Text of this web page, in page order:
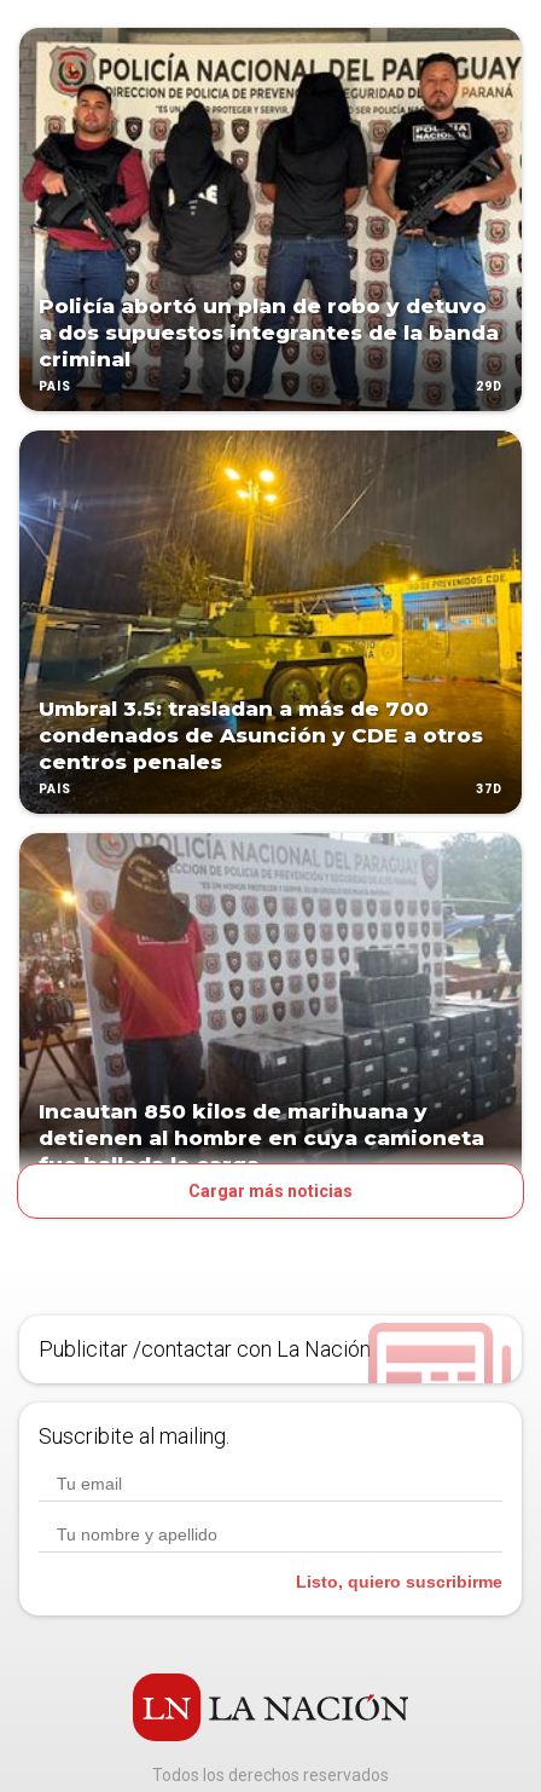
Policía abortó un plan de robo y detuvo
a dos supuestos integrantes de la banda
criminal
PAÍS 29D
Umbral 3.5: trasladan a más de 700
condenados de Asunción y CDE a otros
centros penales
PAÍS 37D
Incautan 850 kilos de marihuana y
detienen al hombre en cuya camioneta
fue hallada la carga
Cargar más noticias
Publicitar /contactar con La Nación
Suscribite al mailing.
Listo, quiero suscribirme
Todos los derechos reservados